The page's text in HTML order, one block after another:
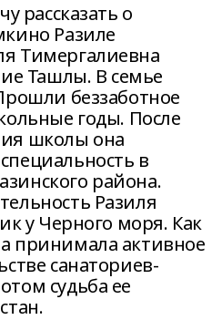
рассказать о
Разиле
Тимергалиевна
Ташлы. В семье
беззаботное
годы. После
школы она
в
района.
Разиля
у Черного моря. Как
принимала активное
санаториев-
судьба ее